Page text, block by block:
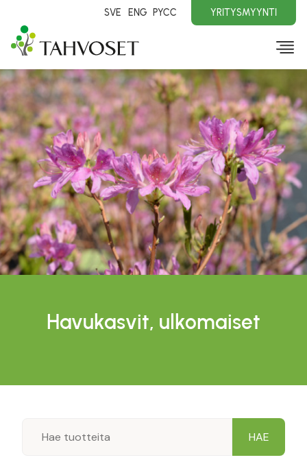
SVE ENG PYCC YRITYSMYYNTI
Havukasvit, ulkomaiset